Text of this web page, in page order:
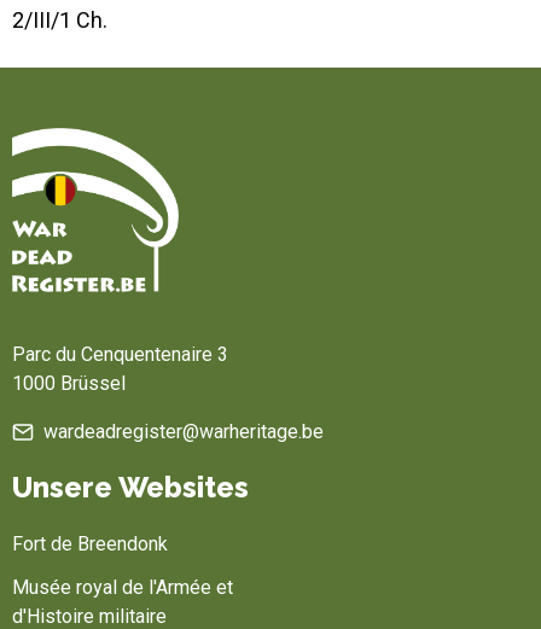
2/III/1 Ch.
Parc du Cenquentenaire 3
1000 Brüssel
wardeadregister@warheritage.be
Unsere Websites
Fort de Breendonk
Musée royal de l'Armée et
d'Histoire militaire